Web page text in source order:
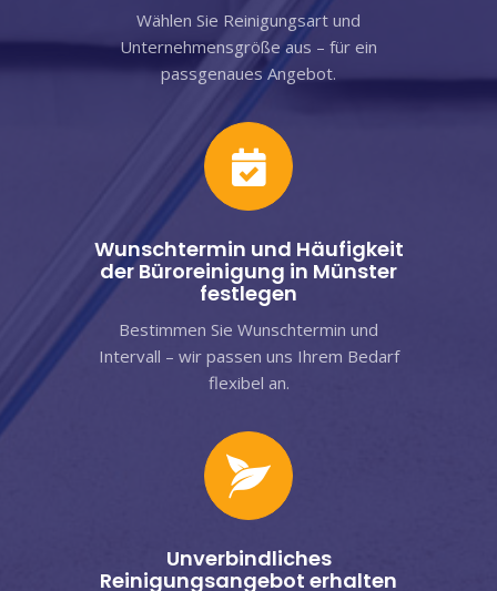
Wählen Sie Reinigungsart und
Unternehmensgröße aus – für ein
passgenaues Angebot.
Wunschtermin und Häufigkeit
der Büroreinigung in Münster
festlegen
Bestimmen Sie Wunschtermin und
Intervall – wir passen uns Ihrem Bedarf
flexibel an.
Unverbindliches
Reinigungsangebot erhalten